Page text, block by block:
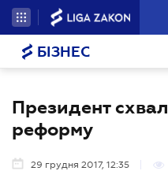
БІЗНЕС
Президент
реформу
29 грудня 2017, 12:35